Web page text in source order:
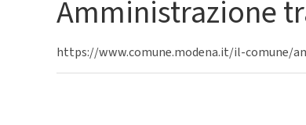
Amministrazione
https://www.comune.modena.it/il-comune/